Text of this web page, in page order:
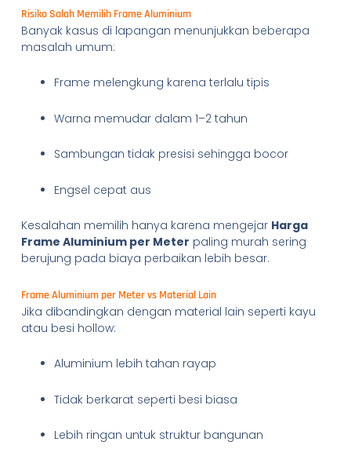
Risiko Salah Memilih Frame Aluminium
Banyak kasus di lapangan menunjukkan beberapa
masalah umum:
Frame melengkung karena terlalu tipis
Warna memudar dalam 1–2 tahun
Sambungan tidak presisi sehingga bocor
Engsel cepat aus
Kesalahan memilih hanya karena mengejar Harga
Frame Aluminium per Meter paling murah sering
berujung pada biaya perbaikan lebih besar.
Frame Aluminium per Meter vs Material Lain
Jika dibandingkan dengan material lain seperti kayu
atau besi hollow:
Aluminium lebih tahan rayap
Tidak berkarat seperti besi biasa
Lebih ringan untuk struktur bangunan